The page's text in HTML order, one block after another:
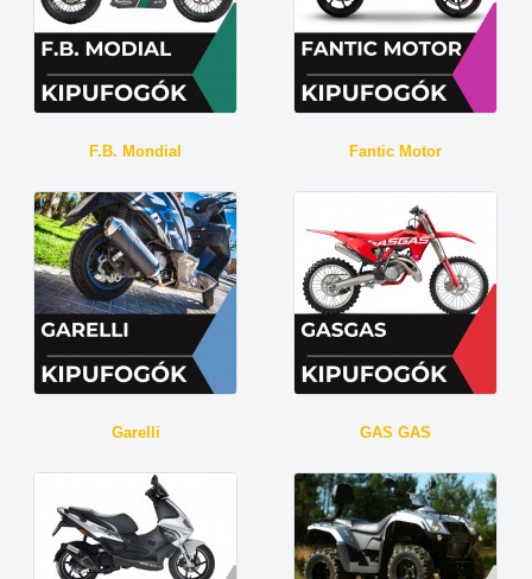
F.B. Mondial Fantic Motor
Garelli GAS GAS